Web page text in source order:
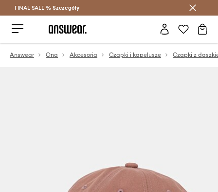
Oszczędzaj z Answear Club >
FINAL SALE % Szczegóły
Answear Ona Akcesoria Czapki i kapelusze Czapki z